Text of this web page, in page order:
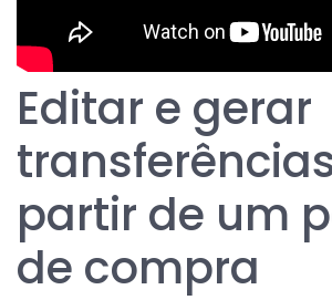
Editar e gerar
partir de um
de compra